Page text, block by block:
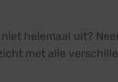
helemaal uit?
met alle